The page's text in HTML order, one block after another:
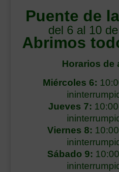
Puente de
del 6 al 10
Abrimos
Horarios de
Miércoles 6:
Jueves 7:
Viernes 8:
Sábado 9: